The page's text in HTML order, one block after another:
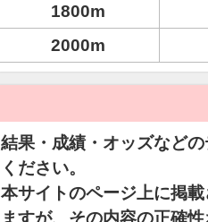
1800m
2000m
結果・成績・オッズなど
ください。
本サイトのページ上に掲
ますが、その内容の正確